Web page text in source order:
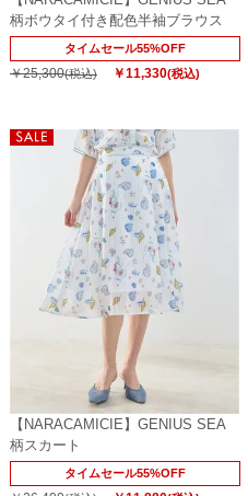
柄ボウタイ付き配色半袖ブラウス
タイムセール55%OFF
￥25,300(税込) ￥11,330(税込)
【NARACAMICIE】GENIUS SEA
柄スカート
タイムセール55%OFF